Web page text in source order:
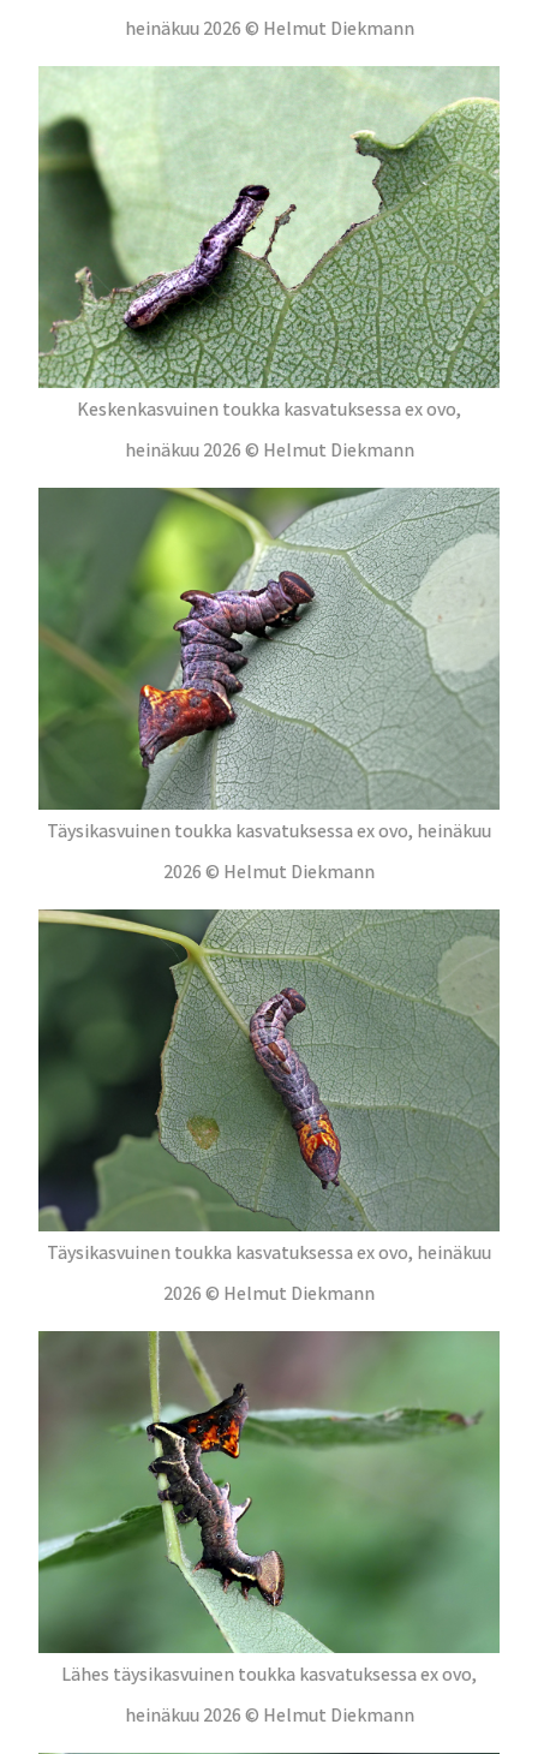
heinäkuu 2026 © Helmut Diekmann
Keskenkasvuinen toukka kasvatuksessa ex ovo,
heinäkuu 2026 © Helmut Diekmann
Täysikasvuinen toukka kasvatuksessa ex ovo, heinäkuu
2026 © Helmut Diekmann
Täysikasvuinen toukka kasvatuksessa ex ovo, heinäkuu
2026 © Helmut Diekmann
Lähes täysikasvuinen toukka kasvatuksessa ex ovo,
heinäkuu 2026 © Helmut Diekmann